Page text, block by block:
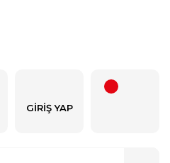
GIRIŞ YAP